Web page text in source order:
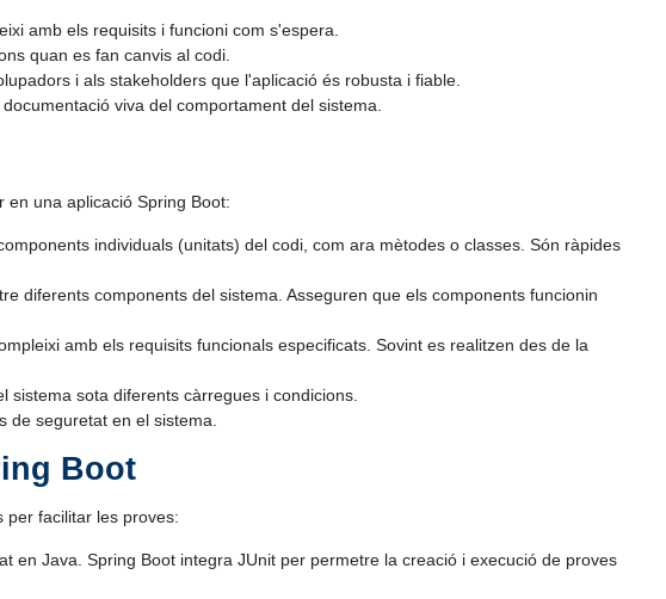
amb els requisits i funcioni com s'espera.
quan es fan canvis al codi.
i als stakeholders que l'aplicació és robusta i fiable.
viva del comportament del sistema.
en una aplicació Spring Boot:
individuals (unitats) del codi, com ara mètodes o classes. Són ràpides
diferents components del sistema. Asseguren que els components funcionin
amb els requisits funcionals especificats. Sovint es realitzen des de la
sistema sota diferents càrregues i condicions.
de seguretat en el sistema.
Boot
per facilitar les proves:
en Java. Spring Boot integra JUnit per permetre la creació i execució de proves